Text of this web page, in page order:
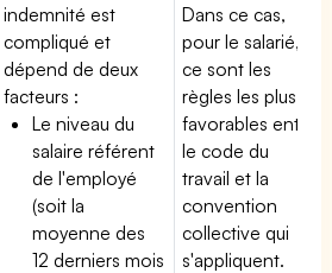
indemnité est
compliqué et
dépend de deux
facteurs :
Le niveau du
salaire référent
de l'employé
(soit la
moyenne des
12 derniers mois
Dans ce cas,
pour le salarié,
ce sont les
règles les plus
favorables entre
le code du
travail et la
convention
collective qui
s'appliquent.